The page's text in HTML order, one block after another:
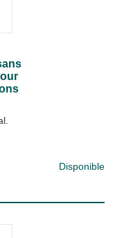
Disponible